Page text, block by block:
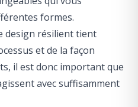
formes.
design résilient tient
et de la façon
il est donc important que
avec suffisamment